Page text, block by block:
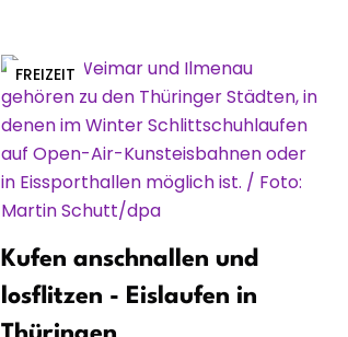
FREIZEIT
Kufen anschnallen und
losflitzen - Eislaufen in